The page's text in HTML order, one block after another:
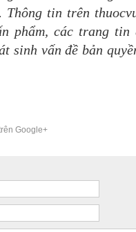
tin trên
phẩm, các trang
sinh vấn đề bản
Google+